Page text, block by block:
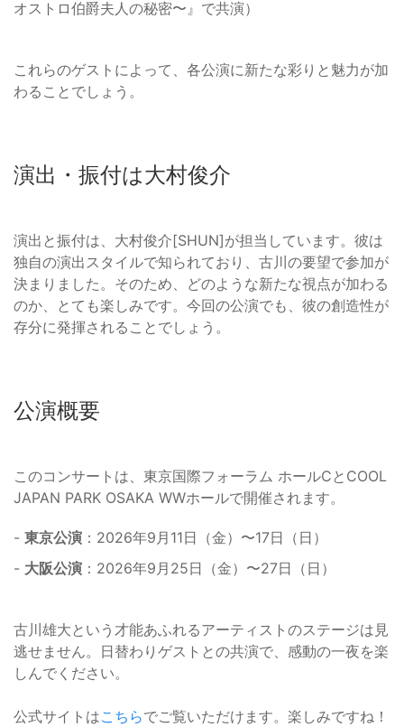
オストロ伯爵夫人の秘密〜』で共演）
これらのゲストによって、各公演に新たな彩りと魅力が加
わることでしょう。
演出・振付は大村俊介
演出と振付は、大村俊介[SHUN]が担当しています。彼は
独自の演出スタイルで知られており、古川の要望で参加が
決まりました。そのため、どのような新たな視点が加わる
のか、とても楽しみです。今回の公演でも、彼の創造性が
存分に発揮されることでしょう。
公演概要
このコンサートは、東京国際フォーラム ホールCとCOOL
JAPAN PARK OSAKA WWホールで開催されます。
- 東京公演 ：2026年9月11日（金）〜17日（日）
- 大阪公演 ：2026年9月25日（金）〜27日（日）
古川雄大という才能あふれるアーティストのステージは見
逃せません。日替わりゲストとの共演で、感動の一夜を楽
しんでください。
公式サイトはこちらでご覧いただけます。楽しみですね！